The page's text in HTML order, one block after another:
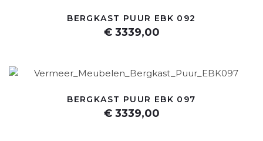
BERGKAST PUUR EBK 092
€ 3339,00
BERGKAST PUUR EBK 097
€ 3339,00